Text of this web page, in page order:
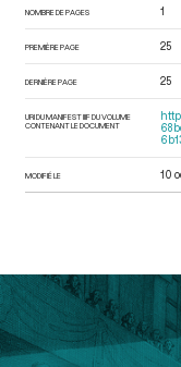
NOMBRE DE PAGES 1
PREMIÈRE PAGE 25
DERNIÈRE PAGE 25
URI DU MANIFEST IIIF DU VOLUME
CONTENANT LE DOCUMENT
MODIFIÉ LE 10